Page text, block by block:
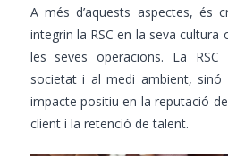
A més d’aquests aspectes, és
integrin la RSC en la seva
les seves operacions. La
societat i al medi ambient,
impacte positiu en la reputació
client i la retenció de talent.